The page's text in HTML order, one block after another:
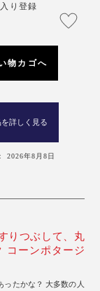
り登録
物カゴへ
詳しく見る
2026年8月8日
りつぶして、丸
コーンポタージ
ったかな？ 大多数の人